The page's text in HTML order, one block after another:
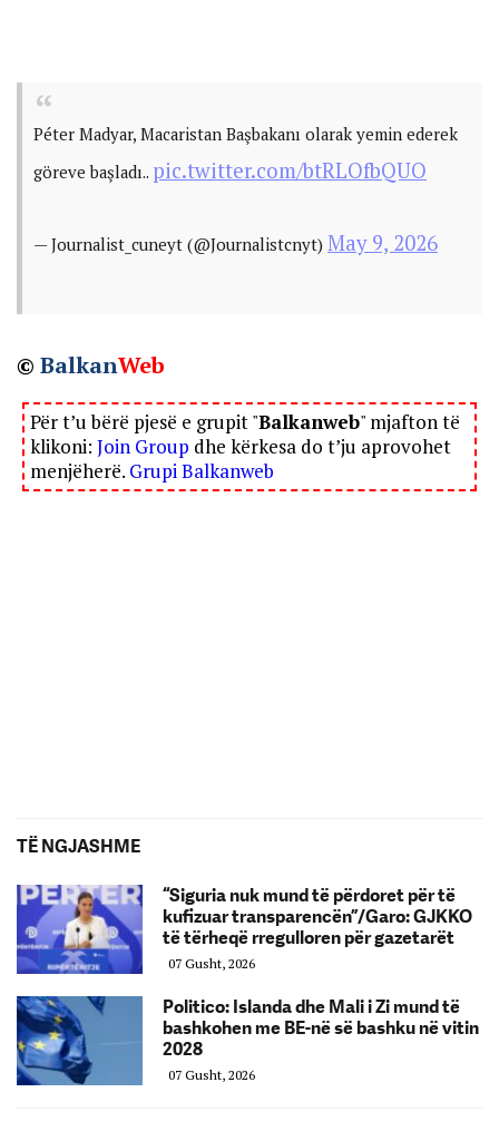
Péter Madyar, Macaristan Başbakanı olarak yemin ederek
göreve başladı.. pic.twitter.com/btRLOfbQUO
— Journalist_cuneyt (@Journalistcnyt) May 9, 2026
© BalkanWeb
Për t’u bërë pjesë e grupit "Balkanweb" mjafton të
klikoni: Join Group dhe kërkesa do t’ju aprovohet
menjëherë. Grupi Balkanweb
TË NGJASHME
“Siguria nuk mund të përdoret për të
kufizuar transparencën”/Garo: GJKKO
të tërheqë rregulloren për gazetarët
07 Gusht, 2026
Politico: Islanda dhe Mali i Zi mund të
bashkohen me BE-në së bashku në vitin
2028
07 Gusht, 2026